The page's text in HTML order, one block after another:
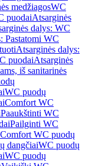
medžiagosWC
puodaiAtsarginės
dalys: WC
Pastatomi WC
Atsarginės dalys:
puodaiAtsarginės
iš sanitarinės
WC puodų
Comfort WC
Paaukštinti WC
Pailginti WC
Comfort WC puodų
dangčiaiWC puodų
WC puodų